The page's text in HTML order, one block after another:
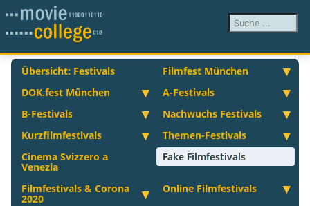
Suchen ...
Übersicht: Festivals
Filmfest München
DOK.fest München
A-Festivals
B-Festivals
Nachwuchs Festivals
Kurzfilmfestivals
Themen-Festivals
Cinema Svizzero a
Venezia
Fake Filmfestivals
Filmfestivals & Corona
2020
Online Filmfestivals